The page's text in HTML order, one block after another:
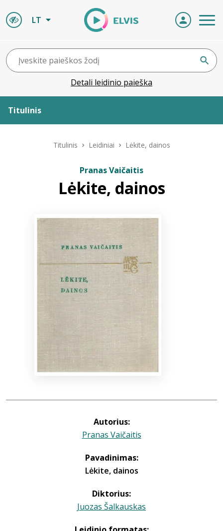
LT
Detali leidinio paieška
Titulinis
ELVIS atvyksta
Naujienos
Titulinis Leidiniai Lėkite, dainos
Pranas Vaičaitis
Lėkite, dainos
Autorius:
Pranas Vaičaitis
Pavadinimas:
Lėkite, dainos
Diktorius:
Juozas Šalkauskas